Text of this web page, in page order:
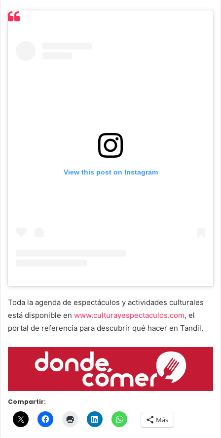
View this post on Instagram
Toda la agenda de espectáculos y actividades culturales
está disponible en www.culturayespectaculos.com, el
portal de referencia para descubrir qué hacer en Tandil.
Compartir:
Más